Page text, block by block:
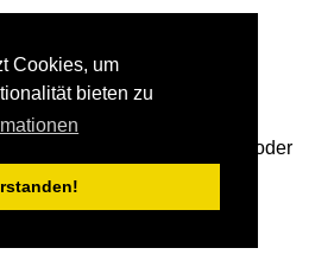
Cookies, um
bieten zu
unabhängig und liberal.
als viele anderen Blogs oder